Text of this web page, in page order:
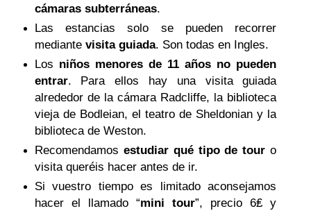
cámaras subterráneas.
Las estancias solo se pueden recorrer
mediantevisita guiada. Son todas en Ingles.
Los niños menores de 11 años no pueden
entrar. Para ellos hay una visita guiada
alrededor de la cámara Radcliffe, la biblioteca
vieja de Bodleian, el teatro de Sheldonian y la
biblioteca de Weston.
Recomendamos estudiar qué tipo de tour o
visita queréis hacer antes de ir.
Si vuestro tiempo es limitado aconsejamos
hacer el llamado “mini tour”, precio 6₤ y